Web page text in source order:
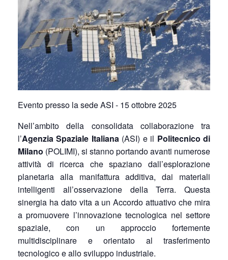
Evento presso la sede ASI - 15 ottobre 2025
Nell’ambito della consolidata collaborazione tra
l’Agenzia Spaziale Italiana(ASI) e il Politecnico di
Milano (POLIMI), si stanno portando avanti numerose
attività di ricerca che spaziano dall’esplorazione
planetaria alla manifattura additiva, dai materiali
intelligenti all’osservazione della Terra. Questa
sinergia ha dato vita a un Accordo attuativo che mira
a promuovere l’innovazione tecnologica nel settore
spaziale, con un approccio fortemente
multidisciplinare e orientato al trasferimento
tecnologico e allo sviluppo industriale.